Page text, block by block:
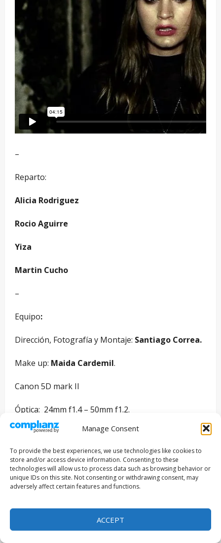
Manage Consent
To provide the best experiences, we use technologies like cookies to
store and/or access device information. Consenting to these
technologies will allow us to process data such as browsing behavior or
unique IDs on this site. Not consenting or withdrawing consent, may
adversely affect certain features and functions.
ACCEPT
–
Reparto:
Alicia Rodriguez
Rocio Aguirre
Yiza
Martin Cucho
–
Equipo:
Dirección, Fotografía y Montaje: Santiago Correa.
Make up: Maida Cardemil.
Canon 5D mark II
Óptica: 24mm f1.4 – 50mm f1.2.
Chile, junio de 2012.
–
Galería: